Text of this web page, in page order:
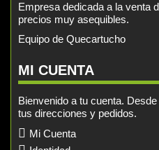
Empresa dedicada a la venta
precios muy asequibles.
Equipo de Quecartucho
MI CUENTA
Bienvenido a tu cuenta.
tus direcciones y pedidos.
Mi Cuenta